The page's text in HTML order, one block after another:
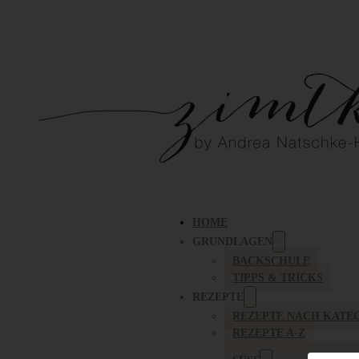
HOME
GRUNDLAGEN
BACKSCHULE
TIPPS & TRICKS
REZEPTE
REZEPTE NACH
REZEPTE A-Z